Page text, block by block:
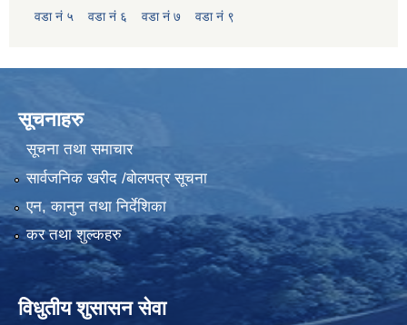
वडा नं ५ वडा नं ६ वडा नं ७ वडा नं ९
सूचनाहरु
सूचना तथा समाचार
सार्वजनिक खरीद /बोलपत्र सूचना
एन, कानुन तथा निर्देशिका
कर तथा शुल्कहरु
विधुतीय शुसासन सेवा